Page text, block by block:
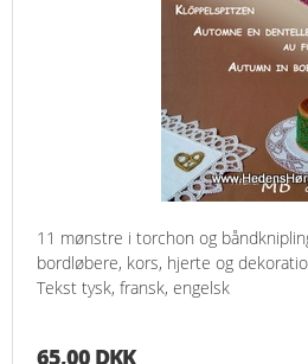
11 mønstre i torchon og
bordløbere, kors, hjerte og
Tekst tysk, fransk, engelsk
65,00 DKK